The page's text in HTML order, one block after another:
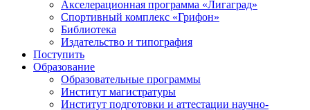
Акселерационная программа «Лигаград»­­
Спортивный комплекс «Грифон»
Библиотека
Издательство и типография
Поступить
Образование
Образовательные программы
Институт магистратуры
Институт подготовки и аттестации научно-